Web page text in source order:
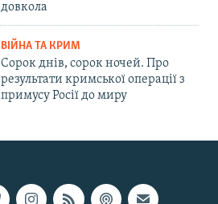
довкола
ВІЙНА ТА КРИМ
Сорок днів, сорок ночей. Про
результати кримської операції з
примусу Росії до миру